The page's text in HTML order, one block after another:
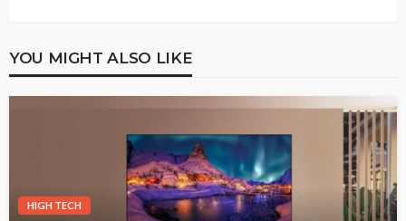
YOU MIGHT ALSO LIKE
HIGH TECH